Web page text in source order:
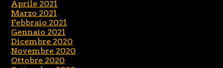
Aprile 2021
Marzo 2021
Febbraio 2021
Gennaio 2021
Dicembre 2020
Novembre 2020
Ottobre 2020